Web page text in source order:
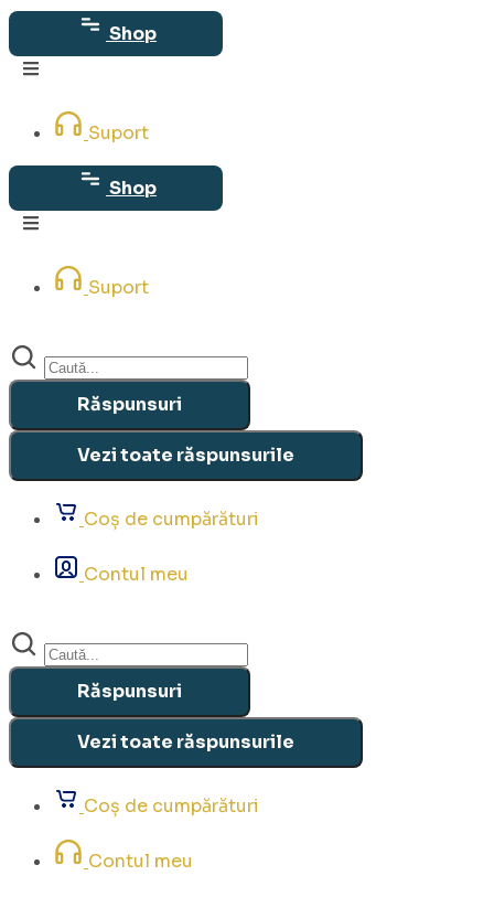
Sari
la
conținut
Shop
Suport
Shop
Suport
Search
...
Răspunsuri
Vezi toate răspunsurile
Coș de cumpărături
Contul meu
Search
...
Răspunsuri
Vezi toate răspunsurile
Coș de cumpărături
Contul meu